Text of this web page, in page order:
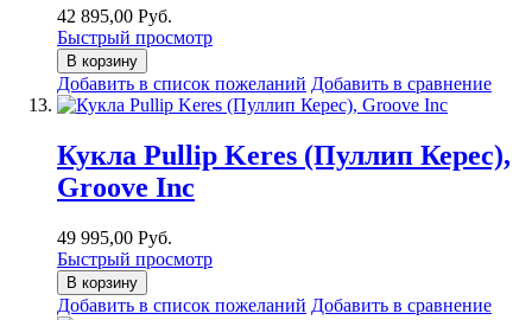
42 895,00 Руб.
Быстрый просмотр
В корзину
Добавить в список пожеланий Добавить в сравнение
Кукла Pullip Keres (Пуллип Керес),
Groove Inc
49 995,00 Руб.
Быстрый просмотр
В корзину
Добавить в список пожеланий Добавить в сравнение